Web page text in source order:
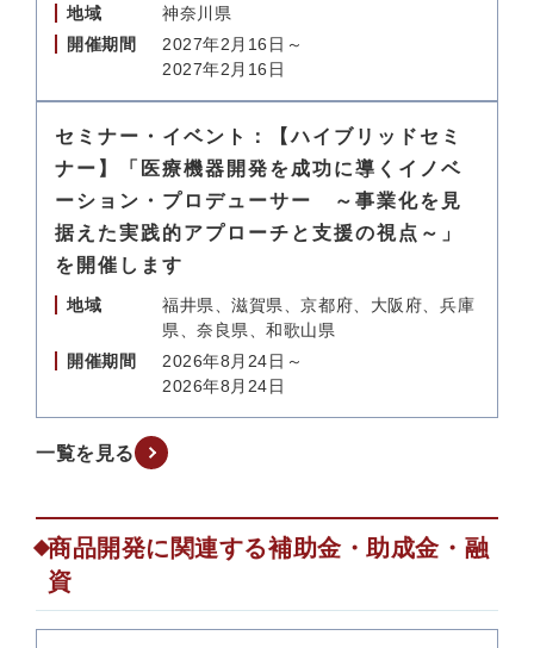
地域
神奈川県
開催期間
2027年2月16日～
2027年2月16日
セミナー・イベント：【ハイブリッドセミ
ナー】「医療機器開発を成功に導くイノベ
ーション・プロデューサー ～事業化を見
据えた実践的アプローチと支援の視点～」
を開催します
地域
福井県、滋賀県、京都府、大阪府、兵庫
県、奈良県、和歌山県
開催期間
2026年8月24日～
2026年8月24日
一覧を見る
商品開発に関連する補助金・助成金・融
資